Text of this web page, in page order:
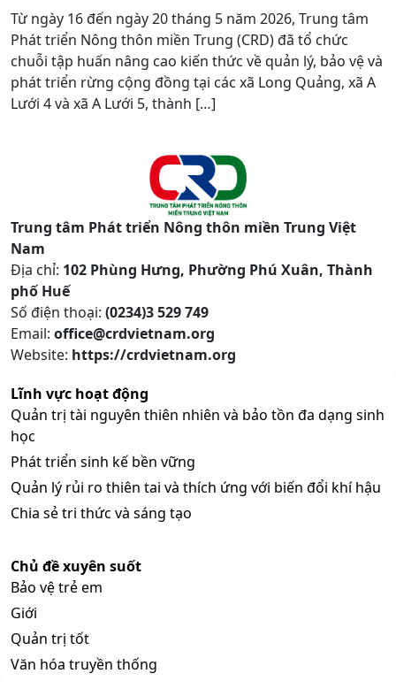
Từ ngày 16 đến ngày 20 tháng 5 năm 2026, Trung tâm
Phát triển Nông thôn miền Trung (CRD) đã tổ chức
chuỗi tập huấn nâng cao kiến thức về quản lý, bảo vệ và
phát triển rừng cộng đồng tại các xã Long Quảng, xã A
Lưới 4 và xã A Lưới 5, thành […]
Trung tâm Phát triển Nông thôn miền Trung Việt
Nam
Địa chỉ: 102 Phùng Hưng, Phường Phú Xuân, Thành
phố Huế
Số điện thoại: (0234)3 529 749
Email: office@crdvietnam.org
Website: https://crdvietnam.org
Lĩnh vực hoạt động
Quản trị tài nguyên thiên nhiên và bảo tồn đa dạng sinh
học
Phát triển sinh kế bền vững
Quản lý rủi ro thiên tai và thích ứng với biến đổi khí hậu
Chia sẻ tri thức và sáng tạo
Chủ đề xuyên suốt
Bảo vệ trẻ em
Giới
Quản trị tốt
Văn hóa truyền thống